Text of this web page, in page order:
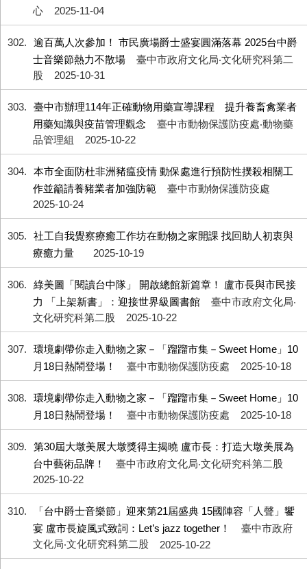
心
2025-11-04
302
逾百萬人次參加！ 市民廣場爵士盛宴圓滿落幕 2025台中爵
士音樂節熱力不散場
臺中市政府文化局‧文化研究科第二
股
2025-10-31
303
臺中市辦理114年正確動物用藥宣導課程 提升養畜禽業者
用藥知識與疫苗管理觀念
臺中市動物保護防疫處‧動物藥
品管理組
2025-10-22
304
本市全面防杜非洲豬瘟疫情 動保處進行預防性撲殺相關工
作並籲請養豬業者加強防範
臺中市動物保護防疫處
2025-10-24
305
社工自我覺察療癒工作坊在動物之家開課 找回助人初衷與
療癒力量
2025-10-19
306
綠美圖「閱讀台中隊」 開啟總館新篇章！ 盧市長與市民接
力 「上架新書」：迎接世界級圖書館
臺中市政府文化局‧
文化研究科第二股
2025-10-22
307
環境劇帶你走入動物之家－「蹓蹓市集－Sweet Home」10
月18日熱鬧登場！
臺中市動物保護防疫處 2025-10-18
308
環境劇帶你走入動物之家－「蹓蹓市集－Sweet Home」10
月18日熱鬧登場！
臺中市動物保護防疫處 2025-10-18
309
第30屆大墩美展大墩獎得主揭曉 盧市長：打造大墩美展為
台中藝術品牌！
臺中市政府文化局‧文化研究科第二股
2025-10-22
310
「台中爵士音樂節」迎來第21屆盛典 15國陣容「人聲」饗
宴 盧市長旋風式致詞：Let’s jazz together！
臺中市政府
文化局‧文化研究科第二股
2025-10-22